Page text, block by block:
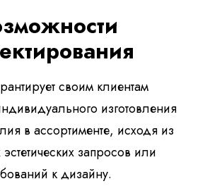
своим клиентам
изготовления
в ассортименте, исходя из
запросов или
к дизайну.